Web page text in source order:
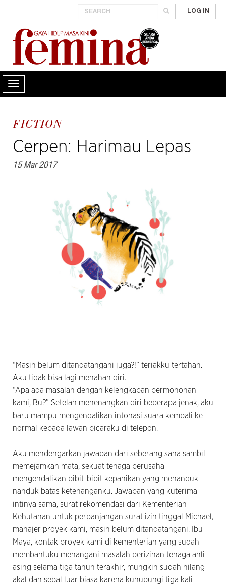
LOG IN
FICTION
Cerpen: Harimau Lepas
15 Mar 2017
“Masih belum ditandatangani juga?!” teriakku tertahan.
Aku tidak bisa lagi menahan diri.
“Apa ada masalah dengan kelengkapan permohonan
kami, Bu?” Setelah menenangkan diri beberapa jenak, aku
baru mampu mengendalikan intonasi suara kembali ke
normal kepada lawan bicaraku di telepon.
Aku mendengarkan jawaban dari seberang sana sambil
memejamkan mata, sekuat tenaga berusaha
mengendalikan bibit-bibit kepanikan yang menanduk-
nanduk batas ketenanganku. Jawaban yang kuterima
intinya sama, surat rekomendasi dari Kementerian
Kehutanan untuk perpanjangan surat izin tinggal Michael,
manajer proyek kami, masih belum ditandatangani. Ibu
Maya, kontak proyek kami di kementerian yang sudah
membantuku menangani masalah perizinan tenaga ahli
asing selama tiga tahun terakhir, mungkin sudah hilang
akal dan sebal luar biasa karena kuhubungi tiga kali